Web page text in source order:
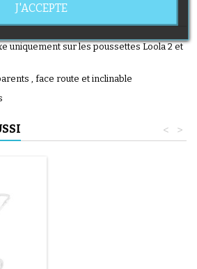
uniquement sur les poussettes Loola 2 et
, face route et inclinable
>
<
J'ACCEPTE